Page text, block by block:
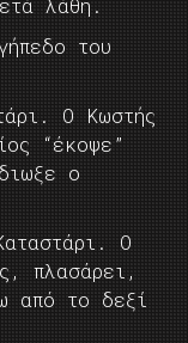
λάθη.
του
Ο Κωστής
“έκοψε”
ο
Ο
πλασάρει,
από το δεξί